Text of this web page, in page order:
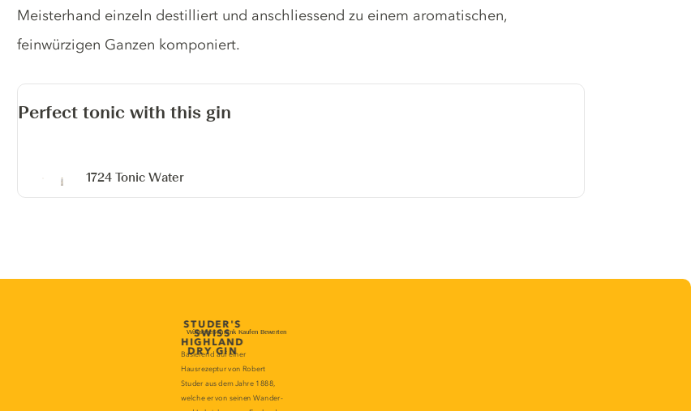
Meisterhand einzeln destilliert und anschliessend zu einem aromatischen,
feinwürzigen Ganzen komponiert.
Perfect tonic with this gin
1724 Tonic Water